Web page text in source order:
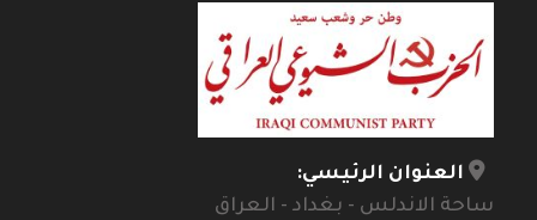
العنوان الرئيسي:
ساحة الاندلس - بغداد - العراق